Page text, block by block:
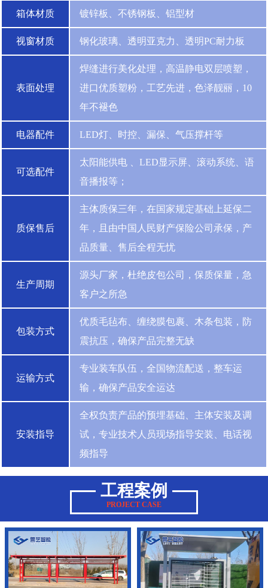
箱体材质 镀锌板、不锈钢板、铝型材
视窗材质 钢化玻璃、透明亚克力、透明PC耐力板
表面处理
焊缝进行美化处理，高温静电双层喷塑，
进口优质塑粉，工艺先进，色泽靓丽，10
年不褪色
电器配件 LED灯、时控、漏保、气压撑杆等
可选配件
太阳能供电 、LED显示屏、滚动系统、语
音播报等；
质保售后
主体质保三年，在国家规定基础上延保二
年，且由中国人民财产保险公司承保，产
品质量、售后全程无忧
生产周期
源头厂家，杜绝皮包公司，保质保量，急
客户之所急
包装方式
优质毛毡布、缠绕膜包裹、木条包装，防
震抗压，确保产品完整无缺
运输方式
专业装车队伍，全国物流配送，整车运
输，确保产品安全运达
安装指导
全权负责产品的预埋基础、主体安装及调
试，专业技术人员现场指导安装、电话视
频指导
工程案例
PROJECT CASE